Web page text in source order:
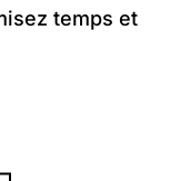
temps et